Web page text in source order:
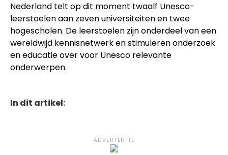
Nederland telt op dit moment twaalf Unesco-
leerstoelen aan zeven universiteiten en twee
hogescholen. De leerstoelen zijn onderdeel van een
wereldwijd kennisnetwerk en stimuleren onderzoek
en educatie over voor Unesco relevante
onderwerpen.
In dit artikel:
ADVERTENTIE